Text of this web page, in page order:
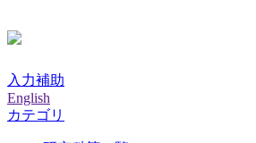
入力補助
English
カテゴリ